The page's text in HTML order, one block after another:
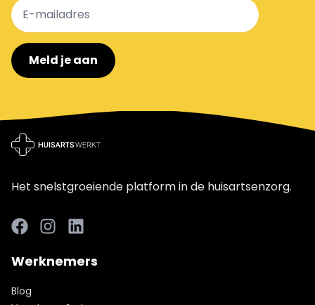
Meld je aan
Het snelstgroeiende platform in de huisartsenzorg.
Facebook
LinkedInLinkedIn
Werknemers
Blog